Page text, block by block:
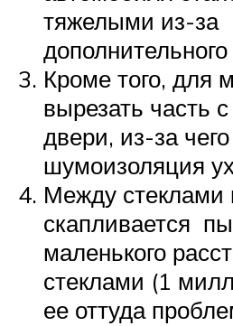
тяжелыми из-за
дополнительного
Кроме того, для
вырезать часть
двери, из-за
шумоизоляция
Между стеклами
скапливается
маленького
стеклами (1
ее оттуда